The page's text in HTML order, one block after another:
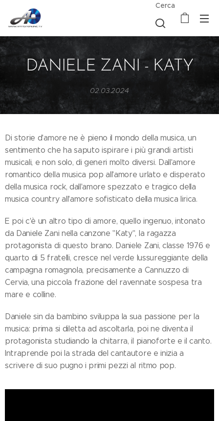
Cerca
DANIELE ZANI - KATY
02.03.2024
Di storie d'amore ne è pieno il mondo della musica, un
sentimento che ha saputo ispirare i più grandi artisti
musicali, e non solo, di generi molto diversi. Dall'amore
romantico della musica pop all'amore urlato e disperato
della musica rock, dall'amore spezzato e tragico della
musica country all'amore sofisticato della musica lirica.
E poi c'è un altro tipo di amore, quello ingenuo, intonato
da Daniele Zani nella canzone "Katy", la ragazza
protagonista di questo brano. Daniele Zani, classe 1976 e
quarto di 5 fratelli, cresce nel verde lussureggiante della
campagna romagnola, precisamente a Cannuzzo di
Cervia, una piccola frazione del ravennate sospesa tra
mare e colline.
Daniele sin da bambino sviluppa la sua passione per la
musica: prima si diletta ad ascoltarla, poi ne diventa il
protagonista studiando la chitarra, il pianoforte e il canto.
Intraprende poi la strada del cantautore e inizia a
scrivere di suo pugno i primi pezzi al ritmo pop.